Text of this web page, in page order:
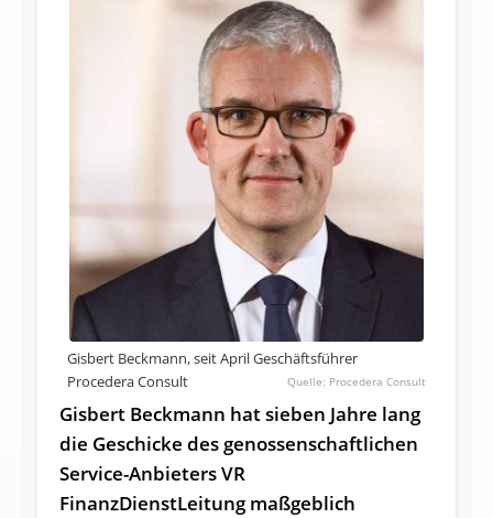
Gisbert Beckmann, seit April Geschäftsführer
Procedera Consult
Procedera Consult
Gisbert Beckmann hat sieben Jahre lang
die Geschicke des genossenschaftlichen
Service-Anbieters VR
FinanzDienstLeitung maßgeblich